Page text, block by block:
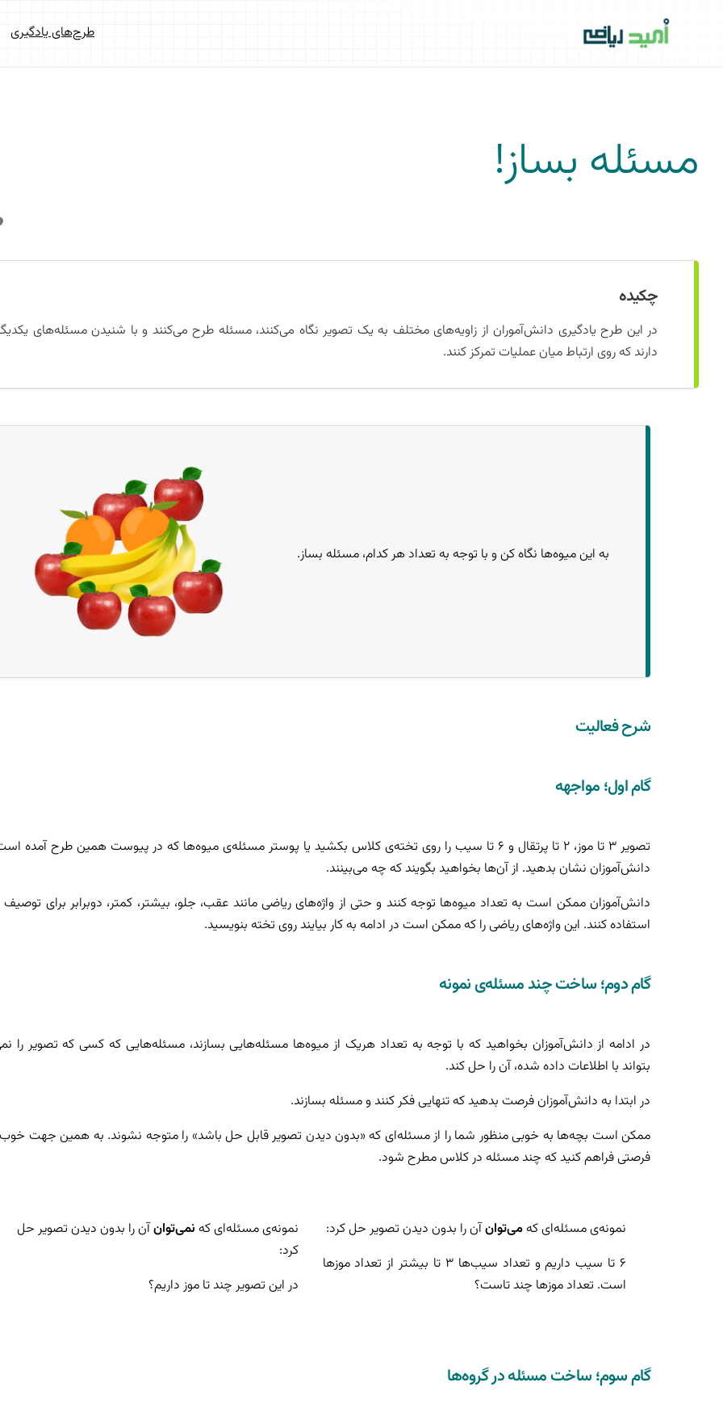
طرح‌های یادگیری
مسئله بساز!
چکیده
در این طرح یادگیری دانش‌آموران از زاویه‌های مختلف به یک تصویر نگاه می‌کنند، مسئله طرح می‌کنند و با شنیدن مسئله‌های
دارند که روی ارتباط میان عملیات تمرکز کنند.
به این میوه‌ها نگاه کن و با توجه به تعداد هر کدام، مسئله بساز.
شرح فعالیت
گام اول؛ مواجهه
تصویر ۳ تا موز، ۲ تا پرتقال و ۶ تا سیب را روی تخته‌ی کلاس بکشید یا پوستر مسئله‌ی میوه‌ها که در پیوست همین طرح آمده
دانش‌آموزان نشان بدهید. از آن‌ها بخواهید بگویند که چه می‌بینند.
دانش‌آموزان ممکن است به تعداد میوه‌ها توجه کنند و حتی از واژه‌های ریاضی مانند عقب، جلو، بیشتر، کمتر، دوبرابر برای توصیف
استفاده کنند. این واژه‌های ریاضی را که ممکن است در ادامه به کار بیایند روی تخته بنویسید.
گام دوم؛ ساخت چند مسئله‌ی نمونه
در ادامه از دانش‌آموزان بخواهید که با توجه به تعداد هریک از میوه‌ها مسئله‌هایی بسازند، مسئله‌هایی که کسی که تصویر را
بتواند با اطلاعات داده شده، آن را حل کند.
در ابتدا به دانش‌آموزان فرصت بدهید که تنهایی فکر کنند و مسئله بسازند.
ممکن است بچه‌ها به خوبی منظور شما را از مسئله‌ای که «بدون دیدن تصویر قابل حل باشد» را متوجه نشوند. به همین جهت
فرصتی فراهم کنید که چند مسئله در کلاس مطرح شود.
نمونه‌ی مسئله‌ای کهمی‌توانآن را بدون دیدن تصویر حل کرد:
۶ تا سیب داریم و تعداد سیب‌ها ۳ تا بیشتر از تعداد موزها
است. تعداد موزها چند تاست؟
نمونه‌ی مسئله‌ای که نمی‌توانآن را بدون دیدن تصویر حل
کرد:
در این تصویر چند تا موز داریم؟
گام سوم؛ ساخت مسئله در گروه‌ها